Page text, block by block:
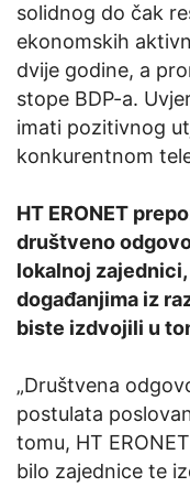
solidnog do čak
ekonomskih
dvije godine, a
stope BDP-a.
imati pozitivnog
konkurentnom
HT ERONET
društveno
lokalnoj
događanjima iz
biste izdvojili u
„Društvena
postulata
tomu, HT
bilo zajednice te